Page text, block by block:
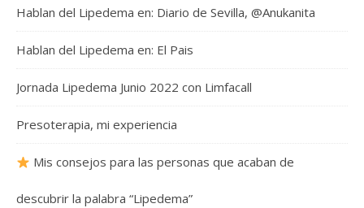
Hablan del Lipedema en: Diario de Sevilla, @Anukanita
Hablan del Lipedema en: El Pais
Jornada Lipedema Junio 2022 con Limfacall
Presoterapia, mi experiencia
Mis consejos para las personas que acaban de
descubrir la palabra “Lipedema”